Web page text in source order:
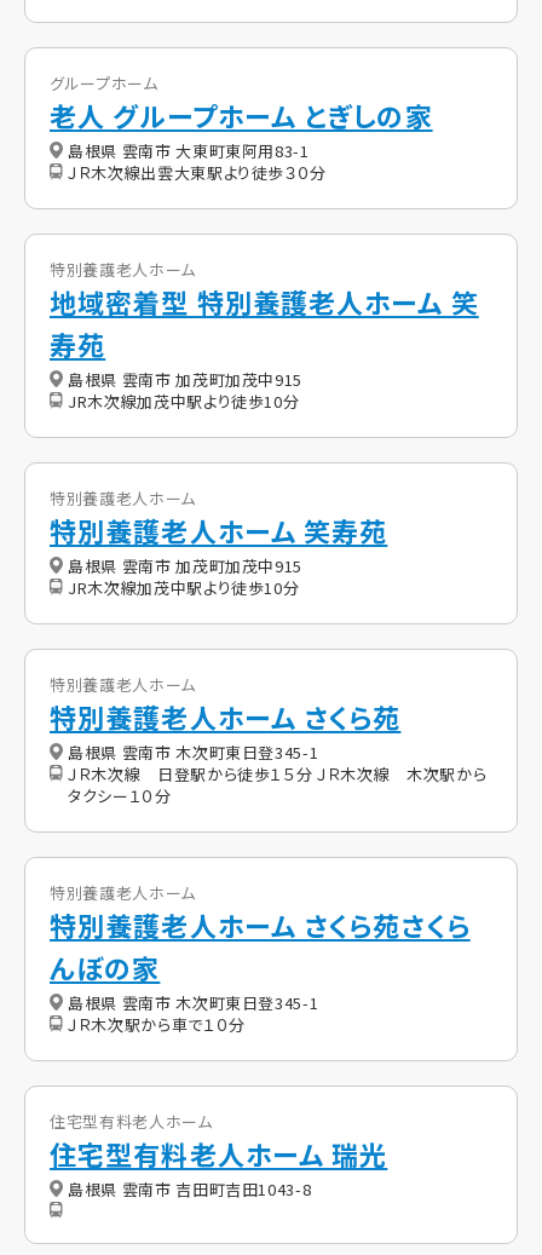
グループホーム
老人 グループホーム とぎしの家
島根県 雲南市 大東町東阿用83-1
ＪＲ木次線出雲大東駅より徒歩３０分
特別養護老人ホーム
地域密着型 特別養護老人ホーム 笑
寿苑
島根県 雲南市 加茂町加茂中915
JR木次線加茂中駅より徒歩10分
特別養護老人ホーム
特別養護老人ホーム 笑寿苑
島根県 雲南市 加茂町加茂中915
JR木次線加茂中駅より徒歩10分
特別養護老人ホーム
特別養護老人ホーム さくら苑
島根県 雲南市 木次町東日登345-1
ＪＲ木次線 日登駅から徒歩１５分 ＪＲ木次線 木次駅から
タクシー１０分
特別養護老人ホーム
特別養護老人ホーム さくら苑さくら
んぼの家
島根県 雲南市 木次町東日登345-1
ＪＲ木次駅から車で１０分
住宅型有料老人ホーム
住宅型有料老人ホーム 瑞光
島根県 雲南市 吉田町吉田1043-8